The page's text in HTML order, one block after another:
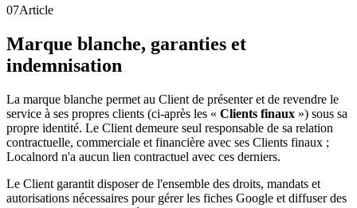
07Article
Marque blanche, garanties et
indemnisation
La marque blanche permet au Client de présenter et de revendre le
service à ses propres clients (ci-après les « Clients finaux ») sous sa
propre identité. Le Client demeure seul responsable de sa relation
contractuelle, commerciale et financière avec ses Clients finaux ;
Localnord n'a aucun lien contractuel avec ces derniers.
Le Client garantit disposer de l'ensemble des droits, mandats et
autorisations nécessaires pour gérer les fiches Google et diffuser des